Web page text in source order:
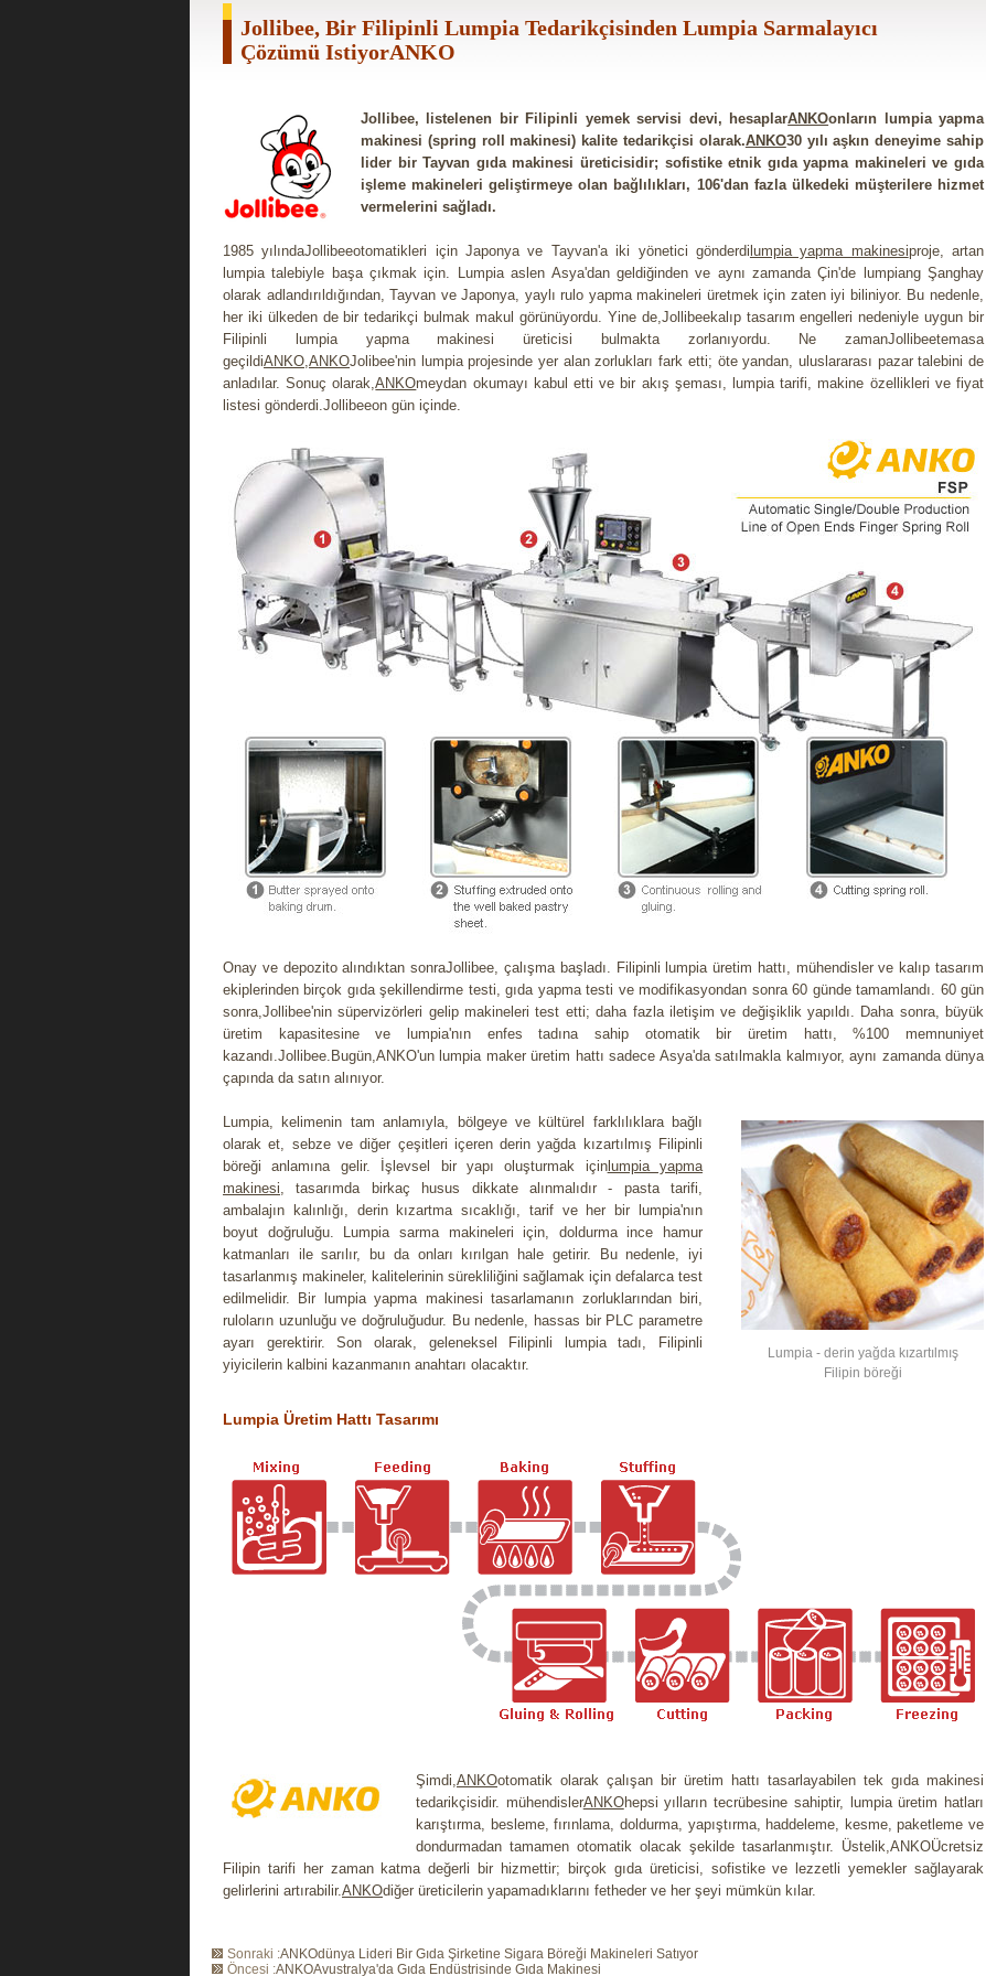
Jollibee, Bir Filipinli Lumpia Tedarikçisinden Lumpia Sarmalayıcı
Çözümü IstiyorANKO
Jollibee, listelenen bir Filipinli yemek servisi devi, hesaplarANKOonların lumpia yapma
makinesi (spring roll makinesi) kalite tedarikçisi olarak.ANKO30 yılı aşkın deneyime sahip
lider bir Tayvan gıda makinesi üreticisidir; sofistike etnik gıda yapma makineleri ve gıda
işleme makineleri geliştirmeye olan bağlılıkları, 106'dan fazla ülkedeki müşterilere hizmet
vermelerini sağladı.
1985 yılındaJollibeeotomatikleri için Japonya ve Tayvan'a iki yönetici gönderdi lumpia yapma makinesiproje, artan
lumpia talebiyle başa çıkmak için. Lumpia aslen Asya'dan geldiğinden ve aynı zamanda Çin'de lumpiang Şanghay
olarak adlandırıldığından, Tayvan ve Japonya, yaylı rulo yapma makineleri üretmek için zaten iyi biliniyor. Bu nedenle,
her iki ülkeden de bir tedarikçi bulmak makul görünüyordu. Yine de,Jollibeekalıp tasarım engelleri nedeniyle uygun bir
Filipinli lumpia yapma makinesi üreticisi bulmakta zorlanıyordu. Ne zamanJollibeetemasa
geçildiANKO,ANKOJolibee'nin lumpia projesinde yer alan zorlukları fark etti; öte yandan, uluslararası pazar talebini de
anladılar. Sonuç olarak,ANKOmeydan okumayı kabul etti ve bir akış şeması, lumpia tarifi, makine özellikleri ve fiyat
listesi gönderdi.Jollibeeon gün içinde.
Onay ve depozito alındıktan sonraJollibee, çalışma başladı. Filipinli lumpia üretim hattı, mühendisler ve kalıp tasarım
ekiplerinden birçok gıda şekillendirme testi, gıda yapma testi ve modifikasyondan sonra 60 günde tamamlandı. 60 gün
sonra,Jollibee'nin süpervizörleri gelip makineleri test etti; daha fazla iletişim ve değişiklik yapıldı. Daha sonra, büyük
üretim kapasitesine ve lumpia'nın enfes tadına sahip otomatik bir üretim hattı, %100 memnuniyet
kazandı.Jollibee.Bugün,ANKO'un lumpia maker üretim hattı sadece Asya'da satılmakla kalmıyor, aynı zamanda dünya
çapında da satın alınıyor.
Lumpia - derin yağda kızartılmış
Filipin böreği
Lumpia, kelimenin tam anlamıyla, bölgeye ve kültürel farklılıklara bağlı
olarak et, sebze ve diğer çeşitleri içeren derin yağda kızartılmış Filipinli
böreği anlamına gelir. İşlevsel bir yapı oluşturmak içinlumpia yapma
makinesi, tasarımda birkaç husus dikkate alınmalıdır - pasta tarifi,
ambalajın kalınlığı, derin kızartma sıcaklığı, tarif ve her bir lumpia'nın
boyut doğruluğu. Lumpia sarma makineleri için, doldurma ince hamur
katmanları ile sarılır, bu da onları kırılgan hale getirir. Bu nedenle, iyi
tasarlanmış makineler, kalitelerinin sürekliliğini sağlamak için defalarca test
edilmelidir. Bir lumpia yapma makinesi tasarlamanın zorluklarından biri,
ruloların uzunluğu ve doğruluğudur. Bu nedenle, hassas bir PLC parametre
ayarı gerektirir. Son olarak, geleneksel Filipinli lumpia tadı, Filipinli
yiyicilerin kalbini kazanmanın anahtarı olacaktır.
Lumpia Üretim Hattı Tasarımı
Şimdi,ANKOotomatik olarak çalışan bir üretim hattı tasarlayabilen tek gıda makinesi
tedarikçisidir. mühendislerANKOhepsi yılların tecrübesine sahiptir, lumpia üretim hatları
karıştırma, besleme, fırınlama, doldurma, yapıştırma, haddeleme, kesme, paketleme ve
dondurmadan tamamen otomatik olacak şekilde tasarlanmıştır. Üstelik,ANKOÜcretsiz
Filipin tarifi her zaman katma değerli bir hizmettir; birçok gıda üreticisi, sofistike ve lezzetli yemekler sağlayarak
gelirlerini artırabilir.ANKOdiğer üreticilerin yapamadıklarını fetheder ve her şeyi mümkün kılar.
Sonraki :ANKOdünya Lideri Bir Gıda Şirketine Sigara Böreği Makineleri Satıyor
Öncesi :ANKOAvustralya'da Gıda Endüstrisinde Gıda Makinesi